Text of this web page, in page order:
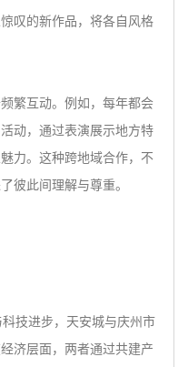
叹的新作品，将各自风格
繁互动。例如，每年都会
动，通过表演展示地方特
力。这种跨地域合作，不
彼此间理解与尊重。
技进步，天安城与庆州市
济层面，两者通过共建产